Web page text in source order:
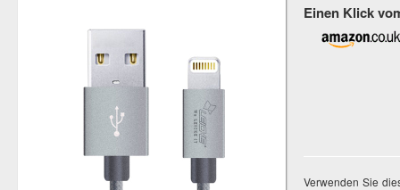
Einen Klick
Verwenden Sie